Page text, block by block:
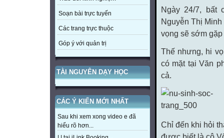
Soạn bài trực tuyến
Các trang trực thuộc
Góp ý với quản trị
TÀI NGUYÊN DẠY HỌC
CÁC Ý KIẾN MỚI NHẤT
Sau khi xem xong video e đã
hiểu rõ hơn...
Ngày 24/7, bất
Nguyễn Thị
vọng sẽ sớm
Thế nhưng, hi
có mặt tại Văn
cả.
Chỉ đến khi hỏi